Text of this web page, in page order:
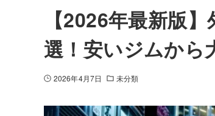
【2026年最新版
選！安いジムから
2026年4月7日 未分類